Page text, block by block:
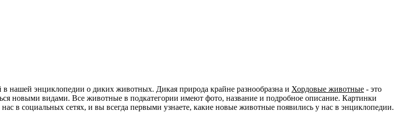
нашей энциклопедии о диких животных. Дикая природа крайне разнообразна и Хордовые животные - это
новыми видами. Все животные в подкатегории имеют фото, название и подробное описание. Картинки
в социальных сетях, и вы всегда первыми узнаете, какие новые животные появились у нас в энциклопедии.